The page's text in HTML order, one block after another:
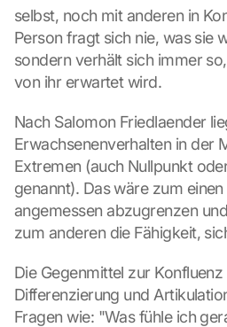
selbst, noch mit anderen in
Person fragt sich nie, was sie
sondern verhält sich immer
von ihr erwartet wird.
Nach Salomon Friedlaender
Erwachsenenverhalten in der
Extremen (auch Nullpunkt
genannt). Das wäre zum
angemessen abzugrenzen
zum anderen die Fähigkeit,
Die Gegenmittel zur
Differenzierung und
Fragen wie: "Was fühle ich
u
.
a
b
i
w
e
e
n
a
t
e